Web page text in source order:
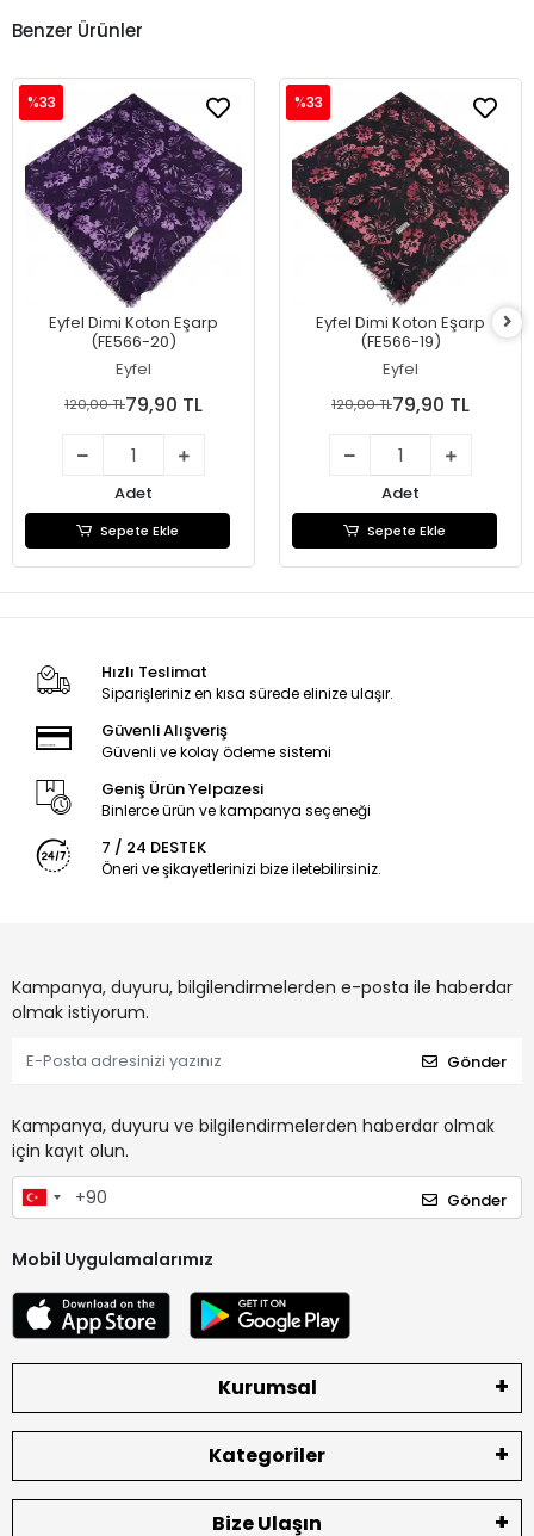
Benzer Ürünler
Eyfel Dimi Koton Eşarp
(FE566-20)
Eyfel
%33
120,00 TL79,90 TL
Adet
Sepete Ekle
Eyfel Dimi Koton Eşarp
(FE566-19)
Eyfel
%33
120,00 TL79,90 TL
Adet
Sepete Ekle
Hızlı Teslimat
Siparişleriniz en kısa sürede elinize ulaşır.
Güvenli Alışveriş
Güvenli ve kolay ödeme sistemi
Geniş Ürün Yelpazesi
Binlerce ürün ve kampanya seçeneği
7 / 24 DESTEK
Öneri ve şikayetlerinizi bize iletebilirsiniz.
Kampanya, duyuru, bilgilendirmelerden e-posta ile haberdar
olmak istiyorum.
Gönder
Kampanya, duyuru ve bilgilendirmelerden haberdar olmak
için kayıt olun.
Gönder
Mobil Uygulamalarımız
Kurumsal
Kategoriler
Bize Ulaşın